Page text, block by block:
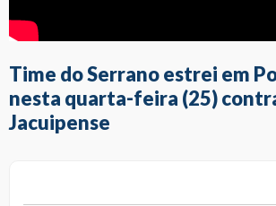
Time do Serrano estrei em
nesta quarta-feira (25)
Jacuipense